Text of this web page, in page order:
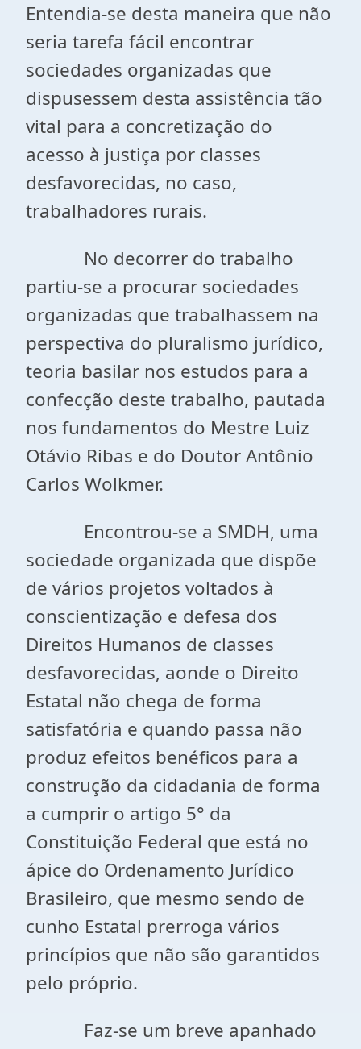
Entendia-se desta maneira que não
seria tarefa fácil encontrar
sociedades organizadas que
dispusessem desta assistência tão
vital para a concretização do
acesso à justiça por classes
desfavorecidas, no caso,
trabalhadores rurais.
No decorrer do trabalho
partiu-se a procurar sociedades
organizadas que trabalhassem na
perspectiva do pluralismo jurídico,
teoria basilar nos estudos para a
confecção deste trabalho, pautada
nos fundamentos do Mestre Luiz
Otávio Ribas e do Doutor Antônio
Carlos Wolkmer.
Encontrou-se a SMDH, uma
sociedade organizada que dispõe
de vários projetos voltados à
conscientização e defesa dos
Direitos Humanos de classes
desfavorecidas, aonde o Direito
Estatal não chega de forma
satisfatória e quando passa não
produz efeitos benéficos para a
construção da cidadania de forma
a cumprir o artigo 5° da
Constituição Federal que está no
ápice do Ordenamento Jurídico
Brasileiro, que mesmo sendo de
cunho Estatal prerroga vários
princípios que não são garantidos
pelo próprio.
Faz-se um breve apanhado